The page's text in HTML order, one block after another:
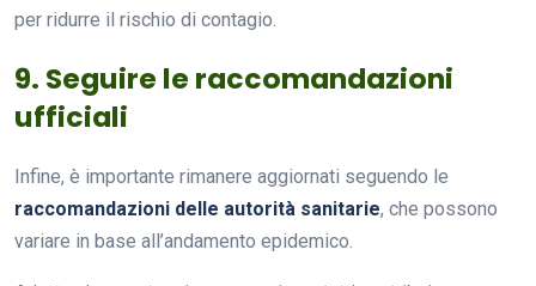
per ridurre il rischio di contagio.
9. Seguire le raccomandazioni
ufficiali
Infine, è importante rimanere aggiornati seguendo le
raccomandazioni delle autorità sanitarie, che possono
variare in base all’andamento epidemico.